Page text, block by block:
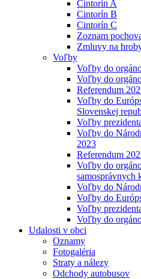
Cintorín A
Cintorín B
Cintorín C
Zoznam
Zmluvy na
Voľby
Voľby do
Voľby do
Referendum
Voľby do
Slovenskej
Voľby
Voľby do
2023
Referendum
Voľby do
samosprávnych
Voľby do
Voľby do
Voľby
Voľby do
Udalosti v obci
Oznamy
Fotogaléria
Straty a nálezy
Odchody autobusov